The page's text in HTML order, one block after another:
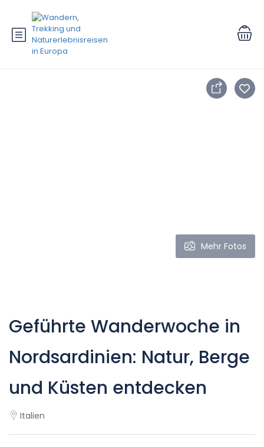
Mehr Fotos
Geführte Wanderwoche in
Nordsardinien: Natur, Berge
und Küsten entdecken
Italien